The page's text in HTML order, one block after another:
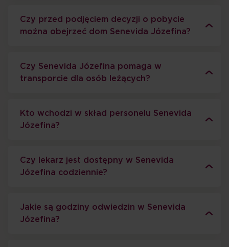
Czy przed podjęciem decyzji o pobycie
można obejrzeć dom Senevida Józefina?
Czy Senevida Józefina pomaga w
transporcie dla osób leżących?
Kto wchodzi w skład personelu Senevida
Józefina?
Czy lekarz jest dostępny w Senevida
Józefina codziennie?
Jakie są godziny odwiedzin w Senevida
Józefina?